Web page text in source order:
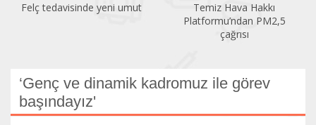
Felç tedavisinde yeni umut
Temiz Hava Hakkı
Platformu’ndan PM2,5
çağrısı
‘Genç ve dinamik kadromuz ile görev
başındayız'